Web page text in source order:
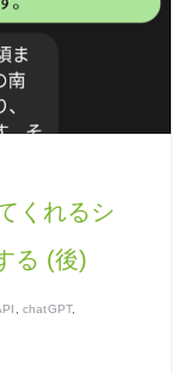
験
くれるシ
る (後)
, chatGPT,